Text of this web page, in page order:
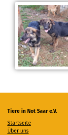
Tiere in Not Saar e.V.
Startseite
Über uns